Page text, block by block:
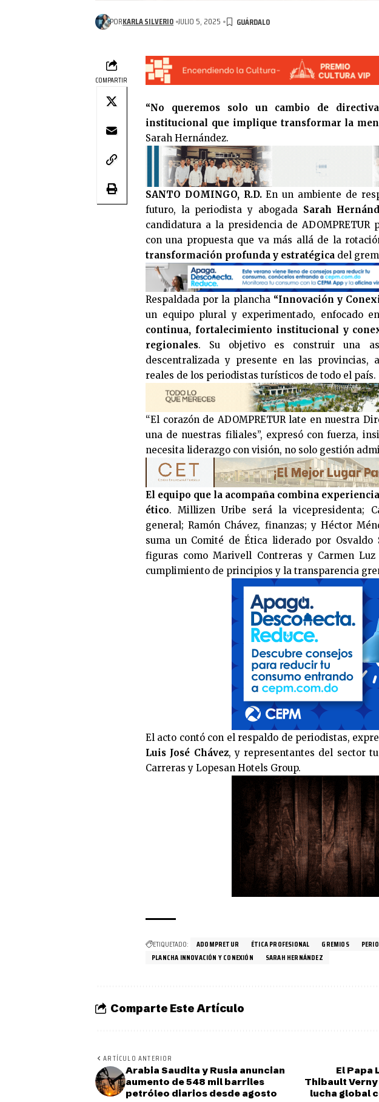
PORKARLA SILVERIO JULIO 5, 2025
COMPARTIR
“No queremos solo un cambio de
institucional que implique transformar la
Sarah Hernández.
SANTO DOMINGO, R.D.En un ambiente de
futuro, la periodista y abogada Sarah
candidatura a la presidencia de ADOMPRETUR
con una propuesta que va más allá de la
transformación profunda y estratégica del
Respaldada por la plancha “Innovación y
un equipo plural y experimentado, enfocado
continua, fortalecimiento institucional y
regionales. Su objetivo es construir una
descentralizada y presente en las provincias,
reales de los periodistas turísticos de todo el país.
“El corazón de ADOMPRETUR late en nuestra
una de nuestras filiales”, expresó con fuerza,
necesita liderazgo con visión, no solo gestión
El equipo que la acompaña combina
ético. Millizen Uribe será la vicepresidenta;
general; Ramón Chávez, finanzas; y Héctor
suma un Comité de Ética liderado por Osvaldo
figuras como Marivell Contreras y Carmen
cumplimiento de principios y la transparencia
El acto contó con el respaldo de periodistas,
Luis José Chávez, y representantes del sector
Carreras y Lopesan Hotels Group.
ETIQUETADO: ADOMPRETUR ÉTICA PROFESIONAL GREMIOS
PLANCHA INNOVACIÓN Y CONEXIÓN
SARAH HERNÁNDEZ
Comparte Este Artículo
ARTÍCULO ANTERIOR
Arabia Saudita y Rusia anuncian
aumento de 548 mil barriles
petróleo diarios desde agosto
El Papa
Thibault
lucha global